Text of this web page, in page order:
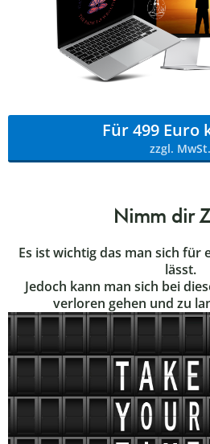
Für 499 Euro
zzgl. MwSt.
Nimm dir
Es ist wichtig das man sich für
lässt.
Jedoch kann man sich bei
verloren gehen und zu